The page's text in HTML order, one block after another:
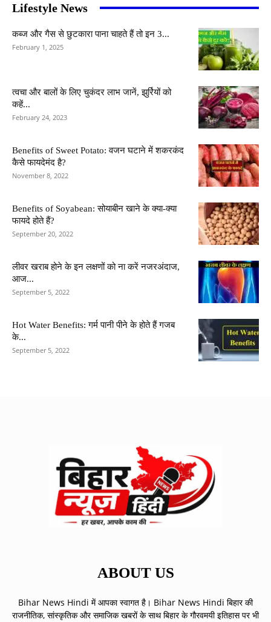
Lifestyle News
कब्ज और गैस से छुटकारा पाना चाहते हैं तो इन 3...
February 1, 2025
त्वचा और बालों के लिए चुकंदर लाभ जानें, झुर्रियों को
कहें...
February 24, 2023
Benefits of Sweet Potato: वजन घटाने में शकरकंद
कैसे फायदेमंद है?
November 8, 2022
Benefits of Soyabean: सोयाबीन खाने के क्या-क्या
फायदे होते हैं?
September 20, 2022
लीवर खराब होने के इन लक्षणों को ना करें नजरअंदाज,
आज...
September 5, 2022
Hot Water Benefits: गर्म पानी पीने के होते हैं गजब
के...
September 5, 2022
ABOUT US
Bihar News Hindi में आपका स्वागत है। Bihar News Hindi बिहार की
राजनीतिक, सांस्कृतिक और समाजिक खबरों के साथ बिहार के गौरवमयी इतिहास पर भी